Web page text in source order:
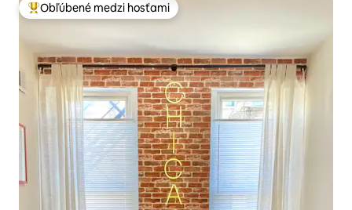
Najobľúbenejšie medzi hosťami
Obľúbené medzi hosťami